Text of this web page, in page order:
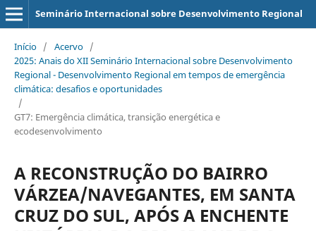
Seminário Internacional sobre Desenvolvimento Regional
Início / Acervo /
2025: Anais do XII Seminário Internacional sobre Desenvolvimento
Regional - Desenvolvimento Regional em tempos de emergência
climática: desafios e oportunidades
/
GT7: Emergência climática, transição energética e
ecodesenvolvimento
A RECONSTRUÇÃO DO BAIRRO
VÁRZEA/NAVEGANTES, EM SANTA
CRUZ DO SUL, APÓS A ENCHENTE